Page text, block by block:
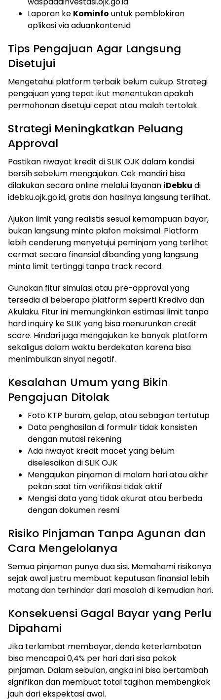
Laporan ke Kominfo untuk pemblokiran
aplikasi via aduankonten.id
Tips Pengajuan Agar Langsung
Disetujui
Mengetahui platform terbaik belum cukup. Strategi
pengajuan yang tepat ikut menentukan apakah
permohonan disetujui cepat atau malah tertolak.
Strategi Meningkatkan Peluang
Approval
Pastikan riwayat kredit di SLIK OJK dalam kondisi
bersih sebelum mengajukan. Cek mandiri bisa
dilakukan secara online melalui layanan iDebku di
idebku.ojk.go.id, gratis dan hasilnya langsung terlihat.
Ajukan limit yang realistis sesuai kemampuan bayar,
bukan langsung minta plafon maksimal. Platform
lebih cenderung menyetujui peminjam yang terlihat
cermat secara finansial dibanding yang langsung
minta limit tertinggi tanpa track record.
Gunakan fitur simulasi atau pre-approval yang
tersedia di beberapa platform seperti Kredivo dan
Akulaku. Fitur ini memungkinkan estimasi limit tanpa
hard inquiry ke SLIK yang bisa menurunkan credit
score. Hindari juga mengajukan ke banyak platform
sekaligus dalam waktu berdekatan karena bisa
menimbulkan sinyal negatif.
Kesalahan Umum yang Bikin
Pengajuan Ditolak
Foto KTP buram, gelap, atau sebagian tertutup
Data penghasilan di formulir tidak konsisten
dengan mutasi rekening
Ada riwayat kredit macet yang belum
diselesaikan di SLIK OJK
Mengajukan pinjaman di malam hari atau akhir
pekan saat tim verifikasi tidak aktif
Mengisi data yang tidak akurat atau berbeda
dengan dokumen resmi
Risiko Pinjaman Tanpa Agunan dan
Cara Mengelolanya
Semua pinjaman punya dua sisi. Memahami risikonya
sejak awal justru membuat keputusan finansial lebih
matang dan terhindar dari masalah di kemudian hari.
Konsekuensi Gagal Bayar yang Perlu
Dipahami
Jika terlambat membayar, denda keterlambatan
bisa mencapai 0,4% per hari dari sisa pokok
pinjaman. Dalam sebulan, angka ini bisa bertambah
signifikan dan membuat total tagihan membengkak
jauh dari ekspektasi awal.